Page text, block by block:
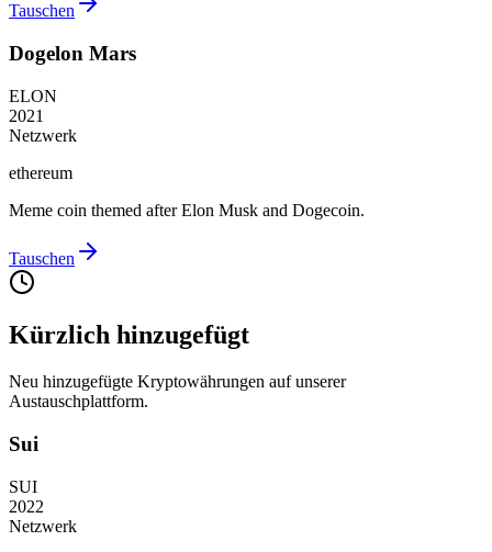
Tauschen
Dogelon Mars
ELON
2021
Netzwerk
ethereum
Meme coin themed after Elon Musk and Dogecoin.
Tauschen
Kürzlich hinzugefügt
Neu hinzugefügte Kryptowährungen auf unserer
Austauschplattform.
Sui
SUI
2022
Netzwerk